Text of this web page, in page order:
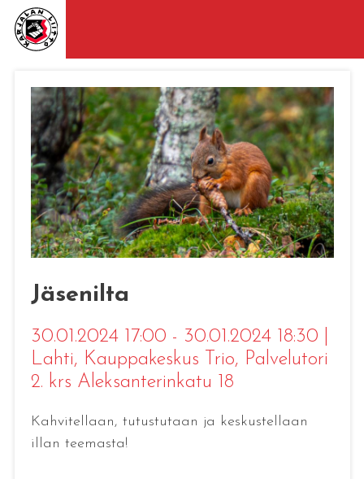
Jäsenilta
30.01.2024 17:00 - 30.01.2024 18:30
Lahti, Kauppakeskus Trio, Palvelutori
2. krs Aleksanterinkatu 18
Kahvitellaan, tutustutaan ja keskustellaan
illan teemasta!